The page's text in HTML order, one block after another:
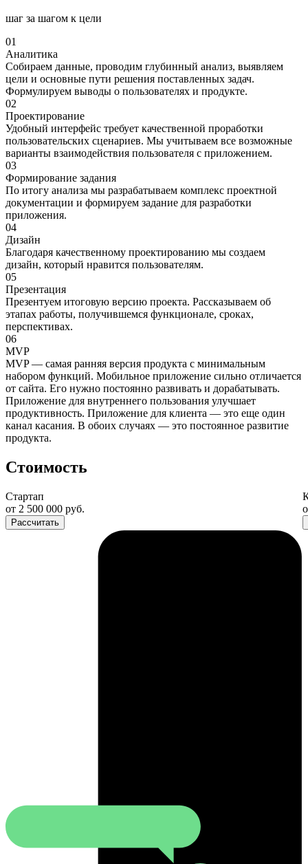
шаг за шагом к цели
01
Аналитика
Собираем данные, проводим глубинный анализ, выявляем
цели и основные пути решения поставленных задач.
Формулируем выводы о пользователях и продукте.
02
Проектирование
Удобный интерфейс требует качественной проработки
пользовательских сценариев. Мы учитываем все возможные
варианты взаимодействия пользователя с приложением.
03
Формирование задания
По итогу анализа мы разрабатываем комплекс проектной
документации и формируем задание для разработки
приложения.
04
Дизайн
Благодаря качественному проектированию мы создаем
дизайн, который нравится пользователям.
05
Презентация
Презентуем итоговую версию проекта. Рассказываем об
этапах работы, получившемся функционале, сроках,
перспективах.
06
MVP
MVP — самая ранняя версия продукта с минимальным
набором функций. Мобильное приложение сильно отличается
от сайта. Его нужно постоянно развивать и дорабатывать.
Приложение для внутреннего пользования улучшает
продуктивность. Приложение для клиента — это еще один
канал касания. В обоих случаях — это постоянное развитие
продукта.
Стоимость
Стартап
от 2 500 000 руб.
Рассчитать